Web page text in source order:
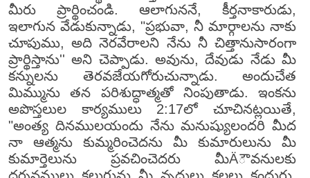
మీరు ప్రార్థించండి. ఆలాగుననే, కీర్తనాకారుడు,
ఇలాగున వేడుకున్నాడు, "ప్రభువా, నీ మార్గాలను నాకు
చూపుము, అది నెరవేరాలని నేను నీ చిత్తానుసారంగా
ప్రార్థిస్తాను'' అని చెప్పాడు. అవును, దేవుడు నేడు మీ
కన్నులను తెరవజేయగోరుచున్నాడు. అందుచేత
మిమ్మును తన పరిశుద్ధాత్మతో నింపుతాడు. ఇంకను
అపొస్తలుల కార్యములు 2:17లో చూచినట్లయితే,
"అంత్య దినములయందు నేను మనుష్యులందరి మీద
నా ఆత్మను కుమ్మరించెదను మీ కుమారులును మీ
కుమార్తెలును ప్రవచించెదరు మీÄౌవనులకు